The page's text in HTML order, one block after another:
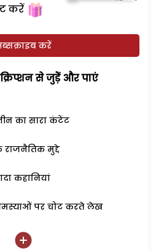
करें
करें
से जुड़ेें और पाएं
का सारा कंटेंट
मुद्दे
कहानियां
पर चोट करते लेख